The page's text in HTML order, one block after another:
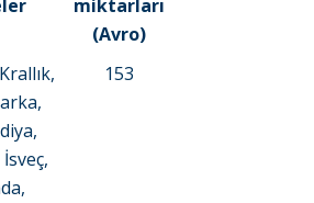
miktarları
(Avro)
153